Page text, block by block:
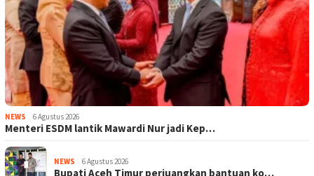
NEWS 6 Agustus 2026
Menteri ESDM lantik Mawardi Nur jadi Kep…
NEWS 6 Agustus 2026
Bupati Aceh Timur perjuangkan bantuan ko…